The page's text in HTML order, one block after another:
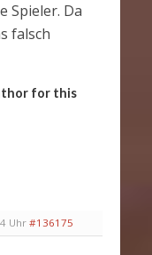
Spieler. Da
falsch
for this
Uhr #136175